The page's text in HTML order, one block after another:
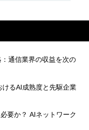
通信業界の収益を次の
けるAI成熟度と先駆企業
要か？ AIネットワーク